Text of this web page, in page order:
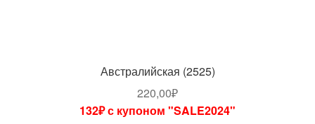
Австралийская (2525)
220,00₽
132₽ с купоном "SALE2024"